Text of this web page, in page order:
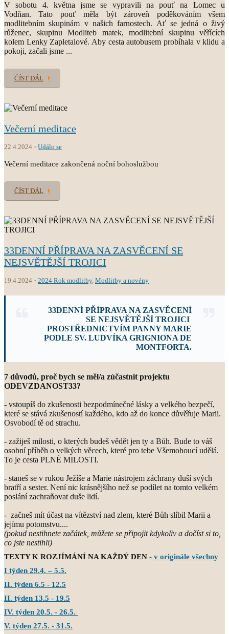
V sobotu 4. května jsme se vypravili na pouť na Lomec u
Vodňan. Tato pouť měla být zároveň poděkováním všem
modlitebním skupinám v našich farnostech. Ať se jedná o živý
růženec, skupinu Modliteb matek, modlitební skupinu věřících
kolem Lenky Zapletalové. Aby cesta autobusem probíhala v klidu a
pokoji, začali jsme ...
ČÍST DÁL
Večerní meditace
22.4.2024 Událo se
Večerní meditace zakončená noční bohoslužbou
ČÍST DÁL
33DENNÍ PŘÍPRAVA NA ZASVĚCENÍ SE
NEJSVĚTĚJŠÍ TROJICI
19.4.2024 2024 Rok modlitby, Modlitby a novény
33DENNÍ PŘÍPRAVA NA ZASVĚCENÍ
SE NEJSVĚTĚJŠÍ TROJICI
PROSTŘEDNICTVÍM PANNY MARIE
PODLE SV. LUDVÍKA GRIGNIONA DE
MONTFORTA.
7 důvodů, proč bych se měl/a zúčastnit projektu
ODEVZDANOST33?
- vstoupíš do zkušenosti bezpodmínečné lásky a velkého bezpečí,
které se stává zkušeností každého, kdo až do konce důvěřuje Marii.
Osvobodí tě od strachu.
- zažiješ milosti, o kterých budeš vědět jen ty a Bůh. Bude to váš
osobní příběh o velkých věcech, které pro tebe Všemohoucí udělá.
To je cesta PLNÉ MILOSTI.
- staneš se v rukou Ježíše a Marie nástrojem záchrany duší svých
bratří a sester. Není nic krásnějšího než se podílet na tomto velkém
poslání zachraňovat duše lidí.
- začneš mít účast na vítězství nad zlem, které Bůh slíbil Marii a
jejímu potomstvu....
(pokud nestihnete začátek, můžete se připojit kdykoliv a dočíst si to,
co jste nestihli)
TEXTY K ROZJÍMÁNÍ NA KAŽDÝ DEN - v originále všechny
I týden 29.4. – 5.5.
II. týden 6.5 - 12.5
II. týden 13.5 - 19.5
IV. týden 20.5. - 26.5.
V. týden 27.5. - 31.5.